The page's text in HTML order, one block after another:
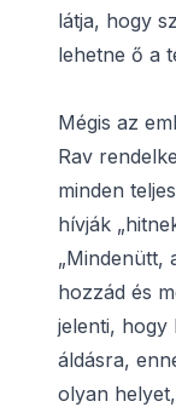
látja, hogy
lehetne ő a
Mégis az
Rav
minden
hívják
„Mindenütt,
hozzád és
jelenti, hogy
áldásra,
olyan